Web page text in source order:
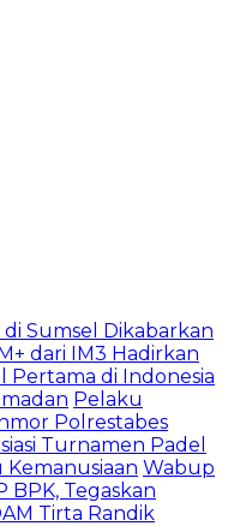
Sumsel Dikabarkan
dari IM3 Hadirkan
Pertama di Indonesia
Pelaku
Polrestabes
Turnamen Padel
Wabup
BPK, Tegaskan
Tirta Randik